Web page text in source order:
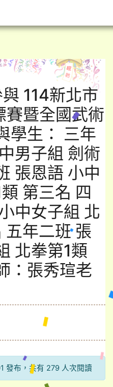
114新北市
賽暨全國武術
學生： 三年
男子組 劍術
張恩語 小中
第三名 四
中女子組 北
五年二班 張
北拳第1類
：張秀瑄老
發布，共有 279 人次閱讀